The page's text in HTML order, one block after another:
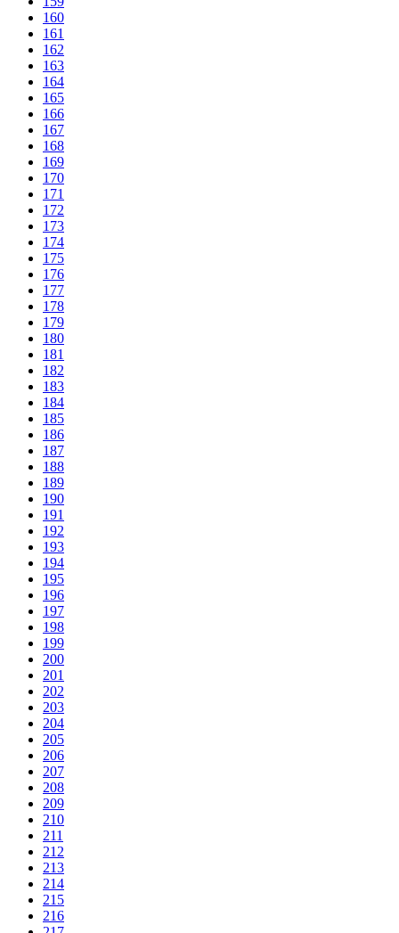
160
161
162
163
164
165
166
167
168
169
170
171
172
173
174
175
176
177
178
179
180
181
182
183
184
185
186
187
188
189
190
191
192
193
194
195
196
197
198
199
200
201
202
203
204
205
206
207
208
209
210
211
212
213
214
215
216